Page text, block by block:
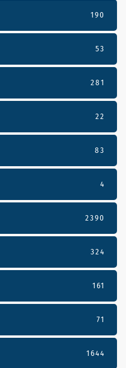
190
53
281
22
83
4
2390
324
161
71
1644